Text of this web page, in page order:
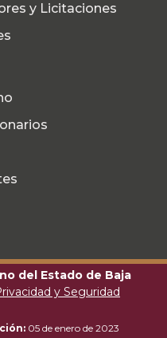
y Licitaciones
del Estado de Baja
y Seguridad
05 de enero de 2023